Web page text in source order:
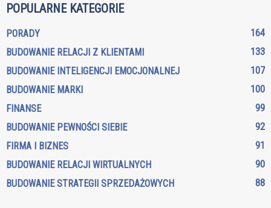
POPULARNE KATEGORIE
PORADY
164
BUDOWANIE RELACJI Z KLIENTAMI
133
BUDOWANIE INTELIGENCJI EMOCJONALNEJ
107
BUDOWANIE MARKI
100
FINANSE
99
BUDOWANIE PEWNOŚCI SIEBIE
92
FIRMA I BIZNES
91
BUDOWANIE RELACJI WIRTUALNYCH
90
BUDOWANIE STRATEGII SPRZEDAŻOWYCH
88